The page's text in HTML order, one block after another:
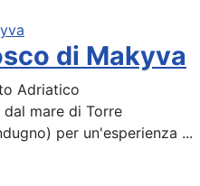
di Makyva
Adriatico
mare di Torre
per un'esperienza ...